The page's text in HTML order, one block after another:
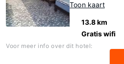
Toon kaart
13.8 km
Gratis wifi
Voor meer info over dit hotel: